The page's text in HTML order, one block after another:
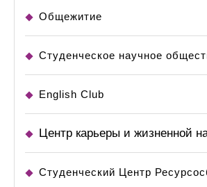
Общежитие
Студенческое научное
English Club
Центр карьеры и жизненной
Студенческий Центр